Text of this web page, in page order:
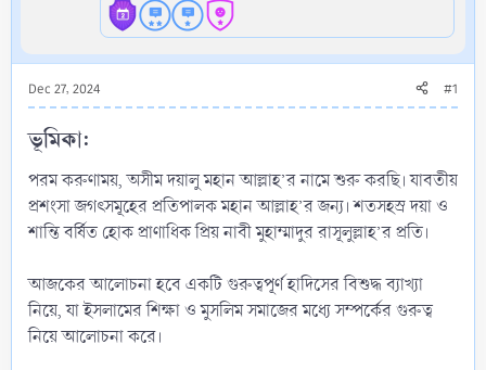
Dec 27, 2024 #1
ভূমিকা:​
পরম করুণাময়, অসীম দয়ালু মহান আল্লাহ’র নামে শুরু করছি। যাবতীয়
প্রশংসা জগৎসমূহের প্রতিপালক মহান আল্লাহ’র জন্য। শতসহস্র দয়া ও
শান্তি বর্ষিত হোক প্রাণাধিক প্রিয় নাবী মুহাম্মাদুর রাসূলুল্লাহ’র প্রতি।
আজকের আলোচনা হবে একটি গুরুত্বপূর্ণ হাদিসের বিশুদ্ধ ব্যাখ্যা
নিয়ে, যা ইসলামের শিক্ষা ও মুসলিম সমাজের মধ্যে সম্পর্কের গুরুত্ব
নিয়ে আলোচনা করে।